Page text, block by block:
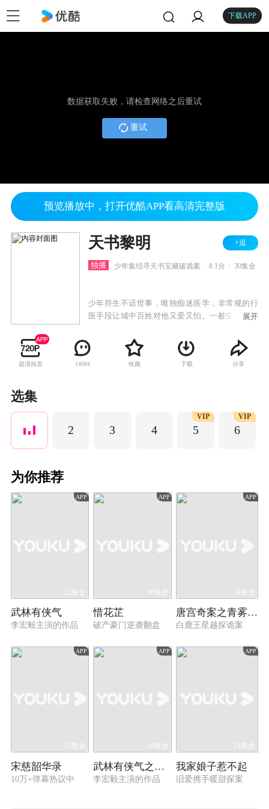
下载APP
数据获取失败，请检查网络之后重试
重试
预览播放中，打开优酷APP看高清完整版
天书黎明 +追
独播 少年集结寻天书宝藏破诡案 8.1分 30集全
少年符生不谙世事，唯独痴迷医学，非常规的行
医手段让城中百姓对他又爱又怕。一桩突如其来
上弑父凶手的污名。绝境之中，幸得前来寻医的
西川郡主文珏与仗义游侠顾天出手搭救，这才死
里逃生。为报救命之恩，符生答应随文珏前往西
而起。更令他心惊的是，宝藏所藏之地，正指向
西川；而开启一切的钥匙，竟就在自己手中。为
步入局，已在西川城中掀起暗涌波澜……
展开
超清画质 14984 收藏 下载 分享
选集
2 3 4 5
VIP
6
VIP
为你推荐
APP
22集全
武林有侠气
李宏毅主演的作品
APP
40集全
惜花芷
破产豪门逆袭翻盘
APP
34集全
唐宫奇案之青雾风鸣
白鹿王星越探诡案
APP
25集全
宋慈韶华录
10万+弹幕热议中
APP
24集全
武林有侠气之白叶苍苍
李宏毅主演的作品
APP
24集全
我家娘子惹不起
旧爱携手暖甜探案